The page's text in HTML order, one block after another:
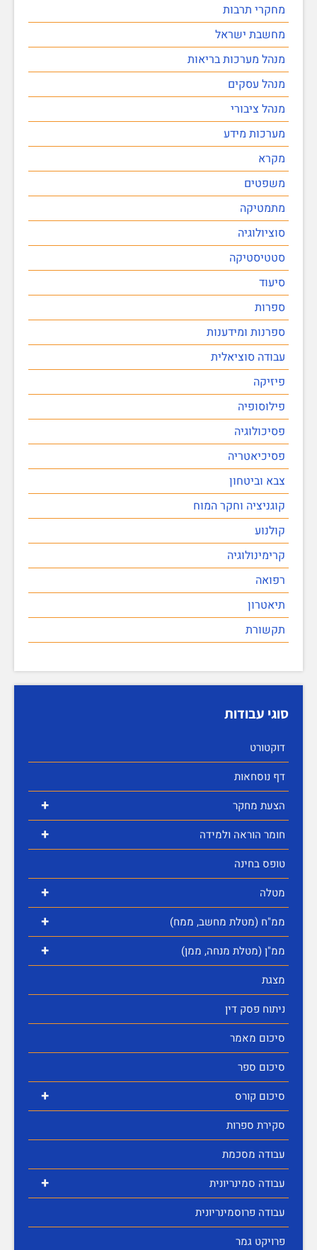
מחקרי תרבות
מחשבת ישראל
מנהל מערכות בריאות
מנהל עסקים
מנהל ציבורי
מערכות מידע
מקרא
משפטים
מתמטיקה
סוציולוגיה
סטטיסטיקה
סיעוד
ספרות
ספרנות ומידענות
עבודה סוציאלית
פיזיקה
פילוסופיה
פסיכולוגיה
פסיכיאטריה
צבא וביטחון
קוגניציה וחקר המוח
קולנוע
קרימינולוגיה
רפואה
תיאטרון
תקשורת
סוגי עבודות
דוקטורט
דף נוסחאות
+ הצעת מחקר
+
חומר הוראה ולמידה
טופס בחינה
+ מטלה
+ ממ"ח (מטלת מחשב, ממח)
+
ממ"ן (מטלת מנחה, ממן)
מצגת
ניתוח פסק דין
סיכום מאמר
סיכום ספר
+
סיכום קורס
סקירת ספרות
עבודה מסכמת
+
עבודה סמינריונית
עבודה פרוסמינריונית
פרויקט גמר